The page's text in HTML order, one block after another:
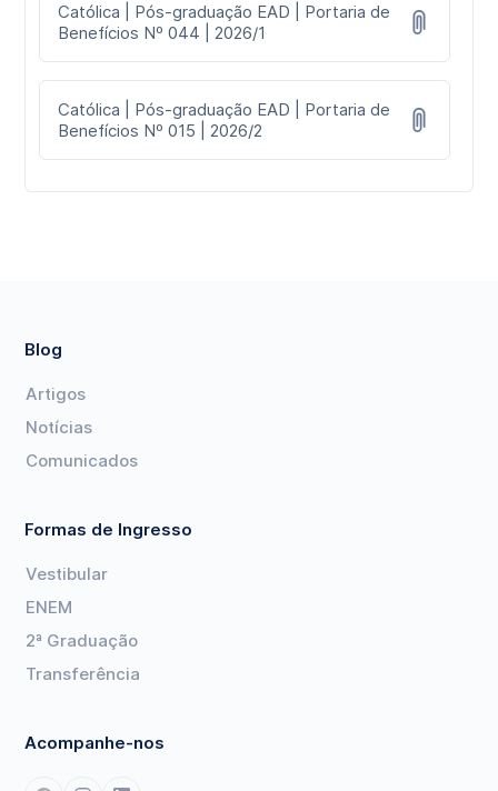
Católica | Pós-graduação EAD | Portaria de
Benefícios Nº 044 | 2026/1
Católica | Pós-graduação EAD | Portaria de
Benefícios Nº 015 | 2026/2
Blog
Artigos
Notícias
Comunicados
Formas de Ingresso
Vestibular
ENEM
2ª Graduação
Transferência
Acompanhe-nos